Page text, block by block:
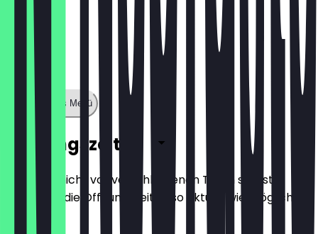
Zeige ganzes Menü
Öffnungszeiten
Damit du nicht vor verschlossenen Türen stehst,
halten wir die Öffnungszeiten so aktuell wie möglich.